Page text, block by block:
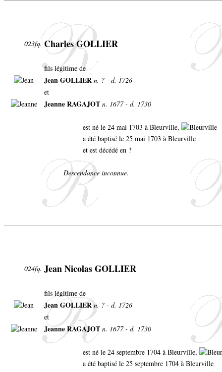
023fq. Charles GOLLIER
fils légitime de
Jean GOLLIER n. ? - d. 1726
et
Jeanne RAGAJOT n. 1677 - d. 1730
est né le 24 mai 1703 à Bleurville,
a été baptisé le 25 mai 1703 à Bleurville
et est décédé en ?
Descendance inconnue.
024fq. Jean Nicolas GOLLIER
fils légitime de
Jean GOLLIERn. ? - d. 1726
et
Jeanne RAGAJOT n. 1677 - d. 1730
est né le 24 septembre 1704 à Bleurville,
a été baptisé le 25 septembre 1704 à Bleurville